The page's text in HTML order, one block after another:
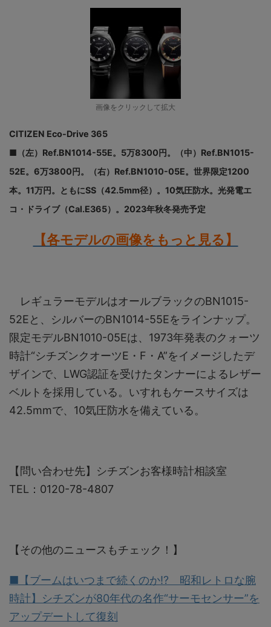
画像をクリックして拡大
CITIZEN Eco-Drive 365
■（左）Ref.BN1014-55E。5万8300円。（中）Ref.BN1015-
52E。6万3800円。（右）Ref.BN1010-05E。世界限定1200
本。11万円。ともにSS（42.5mm径）。10気圧防水。光発電エ
コ・ドライブ（Cal.E365）。2023年秋冬発売予定
【各モデルの画像をもっと見る】
レギュラーモデルはオールブラックのBN1015-
52Eと、シルバーのBN1014-55Eをラインナップ。
限定モデルBN1010-05Eは、1973年発表のクォーツ
時計“シチズンクオーツE・F・A”をイメージしたデ
ザインで、LWG認証を受けたタンナーによるレザー
ベルトを採⽤している。いすれもケースサイズは
42.5mmで、10気圧防水を備えている。
【問い合わせ先】シチズンお客様時計相談室
TEL：0120-78-4807
【その他のニュースもチェック！】
■【ブームはいつまで続くのか!? 昭和レトロな腕
時計】シチズンが80年代の名作“サーモセンサー”を
アップデートして復刻